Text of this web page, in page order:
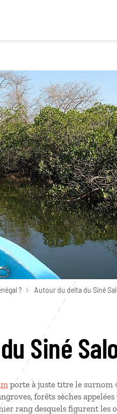
? Autour du delta du Siné
Siné
porte à juste titre le surnom
forêts sèches
rang desquels figurent les